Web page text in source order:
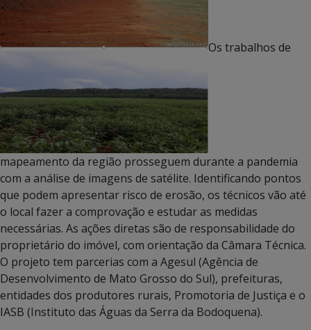
Os trabalhos de
mapeamento da região prosseguem durante a pandemia
com a análise de imagens de satélite. Identificando pontos
que podem apresentar risco de erosão, os técnicos vão até
o local fazer a comprovação e estudar as medidas
necessárias. As ações diretas são de responsabilidade do
proprietário do imóvel, com orientação da Câmara Técnica.
O projeto tem parcerias com a Agesul (Agência de
Desenvolvimento de Mato Grosso do Sul), prefeituras,
entidades dos produtores rurais, Promotoria de Justiça e o
IASB (Instituto das Águas da Serra da Bodoquena).